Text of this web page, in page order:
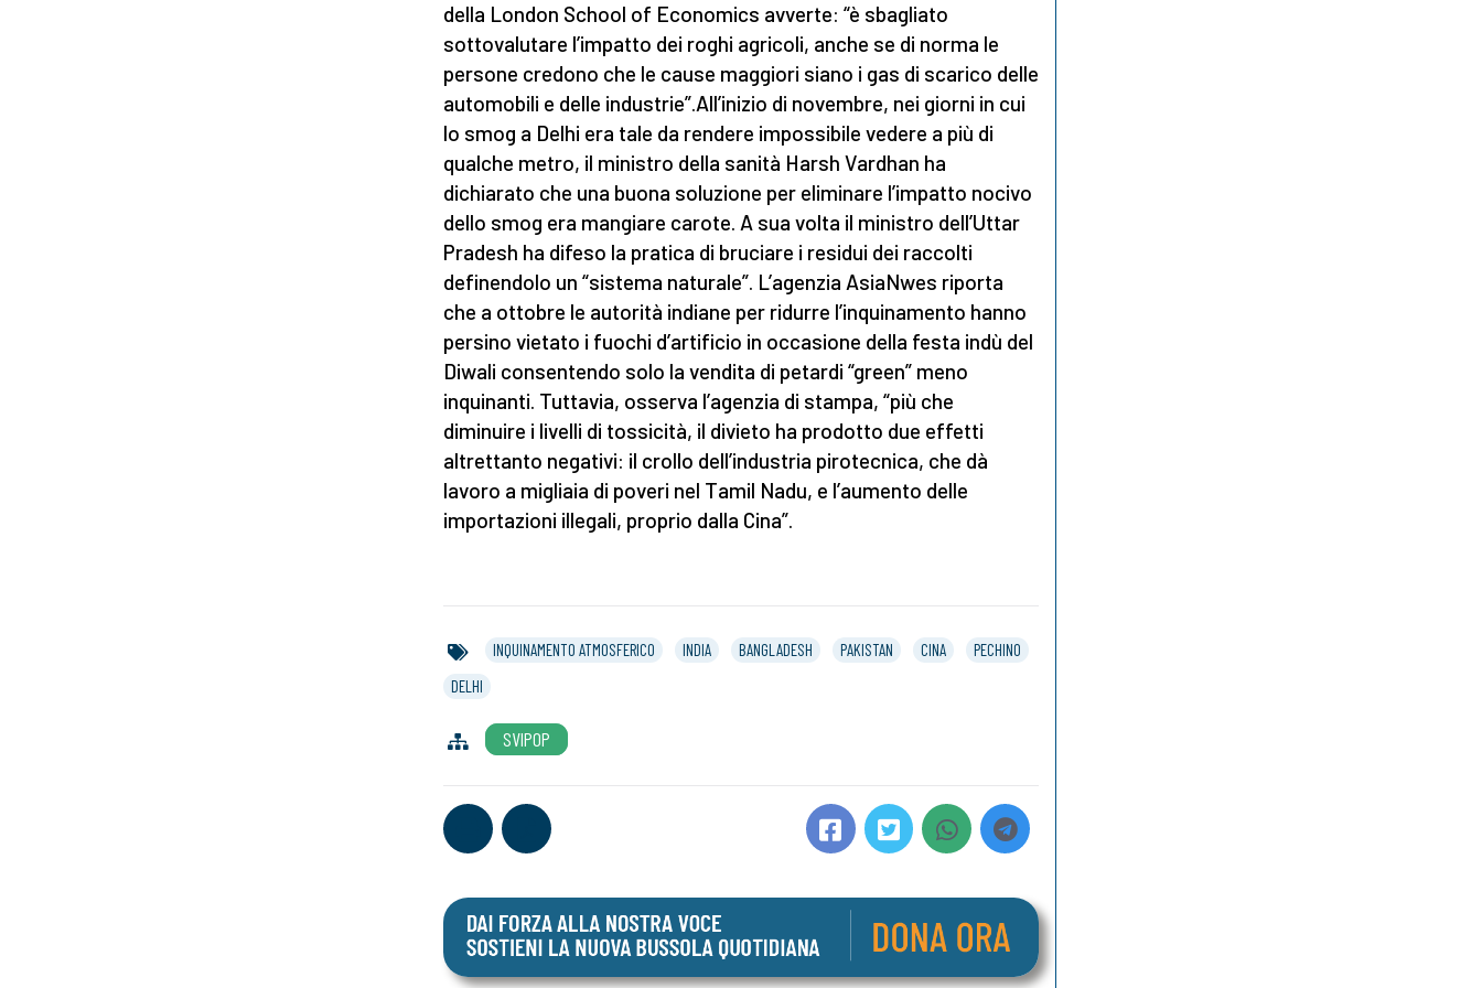
della London School of Economics avverte: “è sbagliato
sottovalutare l’impatto dei roghi agricoli, anche se di norma le
persone credono che le cause maggiori siano i gas di scarico delle
automobili e delle industrie”.All’inizio di novembre, nei giorni in cui
lo smog a Delhi era tale da rendere impossibile vedere a più di
qualche metro, il ministro della sanità Harsh Vardhan ha
dichiarato che una buona soluzione per eliminare l’impatto nocivo
dello smog era mangiare carote. A sua volta il ministro dell’Uttar
Pradesh ha difeso la pratica di bruciare i residui dei raccolti
definendolo un “sistema naturale”. L’agenzia AsiaNwes riporta
che a ottobre le autorità indiane per ridurre l’inquinamento hanno
persino vietato i fuochi d’artificio in occasione della festa indù del
Diwali consentendo solo la vendita di petardi “green” meno
inquinanti. Tuttavia, osserva l’agenzia di stampa, “più che
diminuire i livelli di tossicità, il divieto ha prodotto due effetti
altrettanto negativi: il crollo dell’industria pirotecnica, che dà
lavoro a migliaia di poveri nel Tamil Nadu, e l’aumento delle
importazioni illegali, proprio dalla Cina”.
INQUINAMENTO ATMOSFERICO INDIA BANGLADESH PAKISTAN CINA
PECHINO
DELHI
SVIPOP